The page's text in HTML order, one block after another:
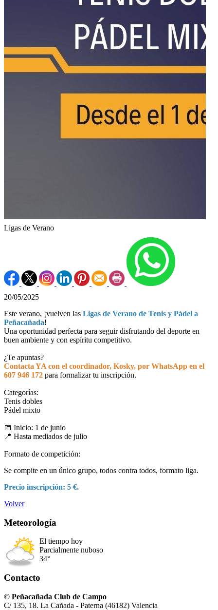
Ligas de Verano
20/05/2025
Este verano, ¡vuelven las Ligas de Verano de Tenis y Pádel a
Peñacañada!
Una oportunidad perfecta para seguir disfrutando del deporte en
buen ambiente y con espíritu competitivo.
¿Te apuntas?
Contacta YA con el coordinador, Kosky, por WhatsApp en el
607 946 172 para formalizar tu inscripción.
Categorías:
Tenis dobles
Pádel mixto
📅 Inicio: 1 de junio
📍 Hasta mediados de julio
Formato de competición:
Se compite en un único grupo, todos contra todos, formato liga.
Precio inscripción: 5 €.
Volver
Meteorología
El tiempo hoy
Parcialmente nuboso
34°
Contacto
© Peñacañada Club de Campo
C/ 135, 18. La Cañada - Paterna (46182) Valencia